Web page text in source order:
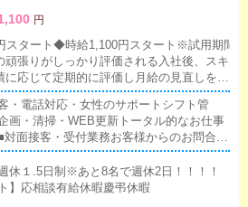
円
スタート◆時給1,100円スタート※試用期間
頑張りがしっかり評価される入社後、スキ
に応じて定期的に評価し月給の見直しを行
員はもちろんですが、アルバイトスタッフ
力に応じて時給が上がり、入社後2～3ヶ月
以上アップしたスタッフも多数います。早
アップが期待できる実力主義の環境で、成
あり■賞与あり■昇給あり■日払い可
・電話対応・女性のサポートシフト管
画・清掃・WEB更新トータル的なお仕事
面接客・受付業務お客様からのお問合せ
お客様の案内を行っていただきます。予
会計作業、注意事項の喚起などをお願い
なマニュアルや、先輩スタッフに付いて
休１.5日制※あと8名で週休2日！！！！
】応相談有給休暇慶弔休暇